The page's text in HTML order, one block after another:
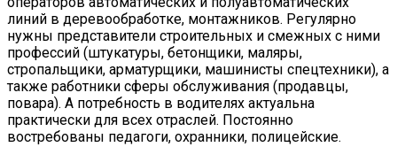
линий в деревообработке, монтажников. Регулярно
нужны представители строительных и смежных с ними
профессий (штукатуры, бетонщики, маляры,
стропальщики, арматурщики, машинисты спецтехники), а
также работники сферы обслуживания (продавцы,
повара). А потребность в водителях актуальна
практически для всех отраслей. Постоянно
востребованы педагоги, охранники, полицейские.